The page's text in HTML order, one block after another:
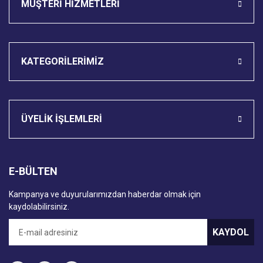
MÜŞTERİ HİZMETLERİ
KATEGORİLERİMİZ
ÜYELİK İŞLEMLERİ
E-BÜLTEN
Kampanya ve duyurularımızdan haberdar olmak için
kaydolabilirsiniz.
KAYDOL